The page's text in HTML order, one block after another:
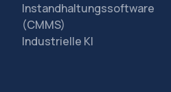
Instandhaltungssoftware
(CMMS)
Industrielle KI